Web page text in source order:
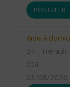
POSTULER
Aide à
34 - Hérault
CDI
03/08/2026